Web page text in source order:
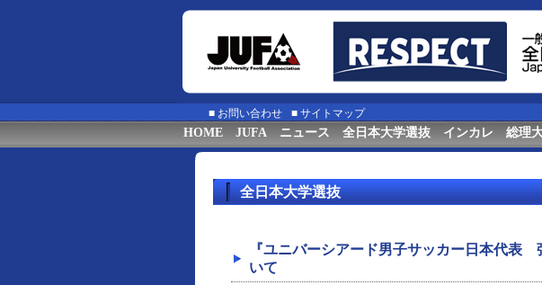
■ お問い合わせ ■ サイトマップ
HOME JUFA ニュース 全日本大学選抜 インカレ 総理
全日本大学選抜
『ユニバーシアード男子サッカー日本代表
いて